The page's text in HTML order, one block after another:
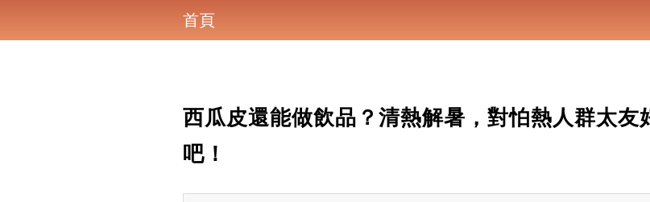
首頁
西瓜皮還能做飲品？清熱解暑，對怕熱人群太友
吧！